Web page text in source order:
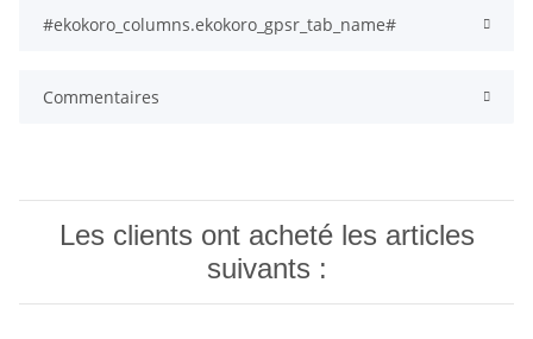
#ekokoro_columns.ekokoro_gpsr_tab_name#
Commentaires
Les clients ont acheté les articles
suivants :